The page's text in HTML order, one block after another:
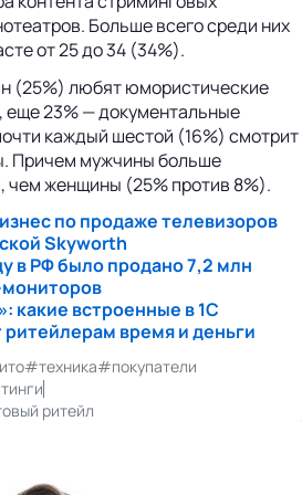
Больше всего среди них
от 25 до 34 (34%).
(25%) любят юмористические
23% — документальные
каждый шестой (16%) смотрит
Причем мужчины больше
чем женщины (25% против 8%).
по продаже телевизоров
Skyworth
в РФ было продано 7,2 млн
какие встроенные в 1С
время и деньги
#техника#покупатели
ритейл